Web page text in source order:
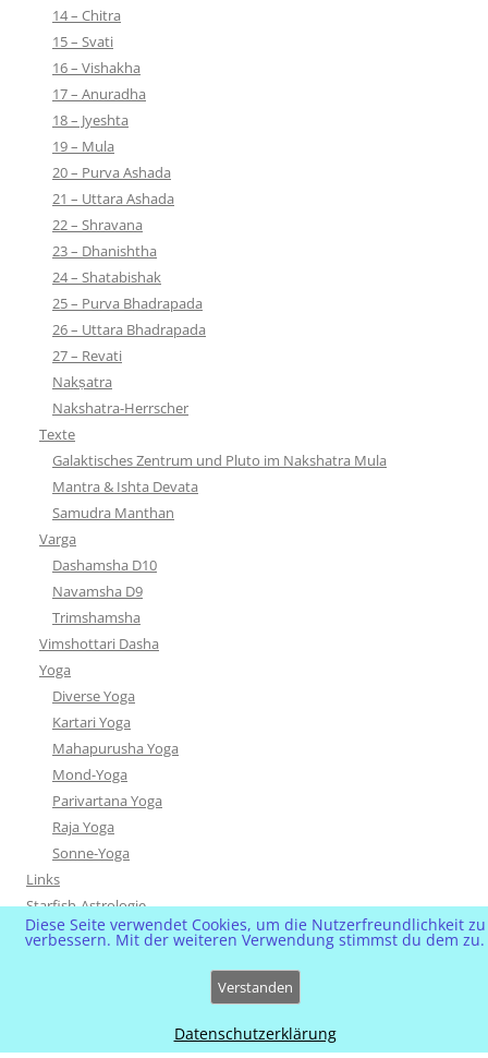
14 – Chitra
15 – Svati
16 – Vishakha
17 – Anuradha
18 – Jyeshta
19 – Mula
20 – Purva Ashada
21 – Uttara Ashada
22 – Shravana
23 – Dhanishtha
24 – Shatabishak
25 – Purva Bhadrapada
26 – Uttara Bhadrapada
27 – Revati
Nakṣatra
Nakshatra-Herrscher
Texte
Galaktisches Zentrum und Pluto im Nakshatra Mula
Mantra & Ishta Devata
Samudra Manthan
Varga
Dashamsha D10
Navamsha D9
Trimshamsha
Vimshottari Dasha
Yoga
Diverse Yoga
Kartari Yoga
Mahapurusha Yoga
Mond-Yoga
Parivartana Yoga
Raja Yoga
Sonne-Yoga
Links
Starfish-Astrologie
Starfish-Blog
Diese Seite verwendet Cookies, um die Nutzerfreundlichkeit zu
verbessern. Mit der weiteren Verwendung stimmst du dem zu.
Verstanden
Datenschutzerklärung